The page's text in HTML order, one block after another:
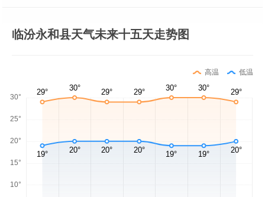
临汾永和县天气未来十五天走势图
高温 低温